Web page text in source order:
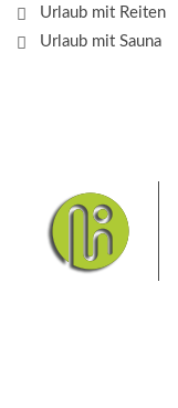
Urlaub mit Reiten
Urlaub mit Sauna